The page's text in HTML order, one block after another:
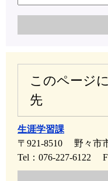
このページ
先
生涯学習課
〒921-8510
野々市
Tel：076-227-6122